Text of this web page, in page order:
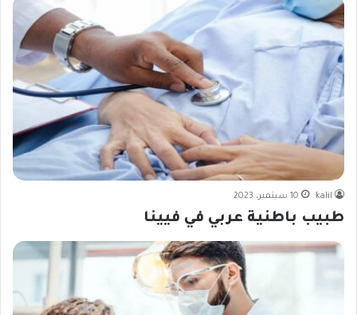
kalil 10 سبتمبر، 2023
طبيب باطنية عربي في فيينا